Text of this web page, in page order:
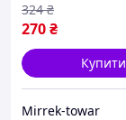
270₴
324 ₴
Купити
Mirrek-towar